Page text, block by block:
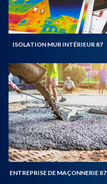
ISOLATION MUR INTÉRIEUR 87
ENTREPRISE DE MAÇONNERIE 87